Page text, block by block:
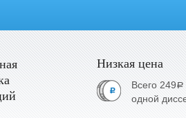
Низкая цена
Всего 249a
одной